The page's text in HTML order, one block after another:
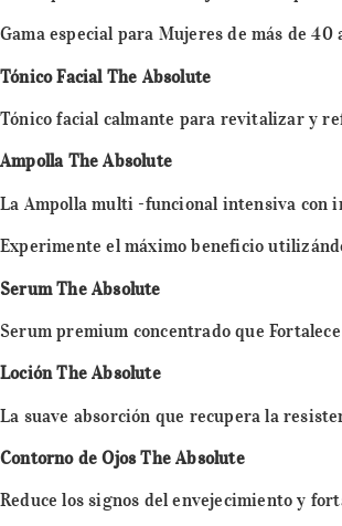
Gama especial para Mujeres de más de 40
Tónico Facial The Absolute
Tónico facial calmante para revitalizar y
Ampolla The Absolute
La Ampolla multi -funcional intensiva con
Experimente el máximo beneficio
Serum The Absolute
Serum premium concentrado que
Loción The Absolute
La suave absorción que recupera la
Contorno de Ojos The Absolute
Reduce los signos del envejecimiento y